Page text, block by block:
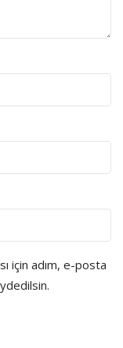
için adım, e-posta